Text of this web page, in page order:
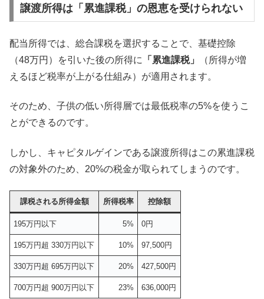
譲渡所得は「累進課税」の恩恵を受けられない
配当所得では、総合課税を選択することで、基礎控除
（48万円）を引いた後の所得に
「累進課税」
（所得が増
えるほど税率が上がる仕組み）が適用されます。
そのため、子供の低い所得層では最低税率の5%を使うこ
とができるのです。
しかし、キャピタルゲインである譲渡所得はこの累進課税
の対象外のため、20%の税金が取られてしまうのです。
課税される所得金額 所得税率 控除額
195万円以下 5% 0円
195万円超 330万円以下 10% 97,500円
330万円超 695万円以下 20% 427,500円
700万円超 900万円以下 23% 636,000円